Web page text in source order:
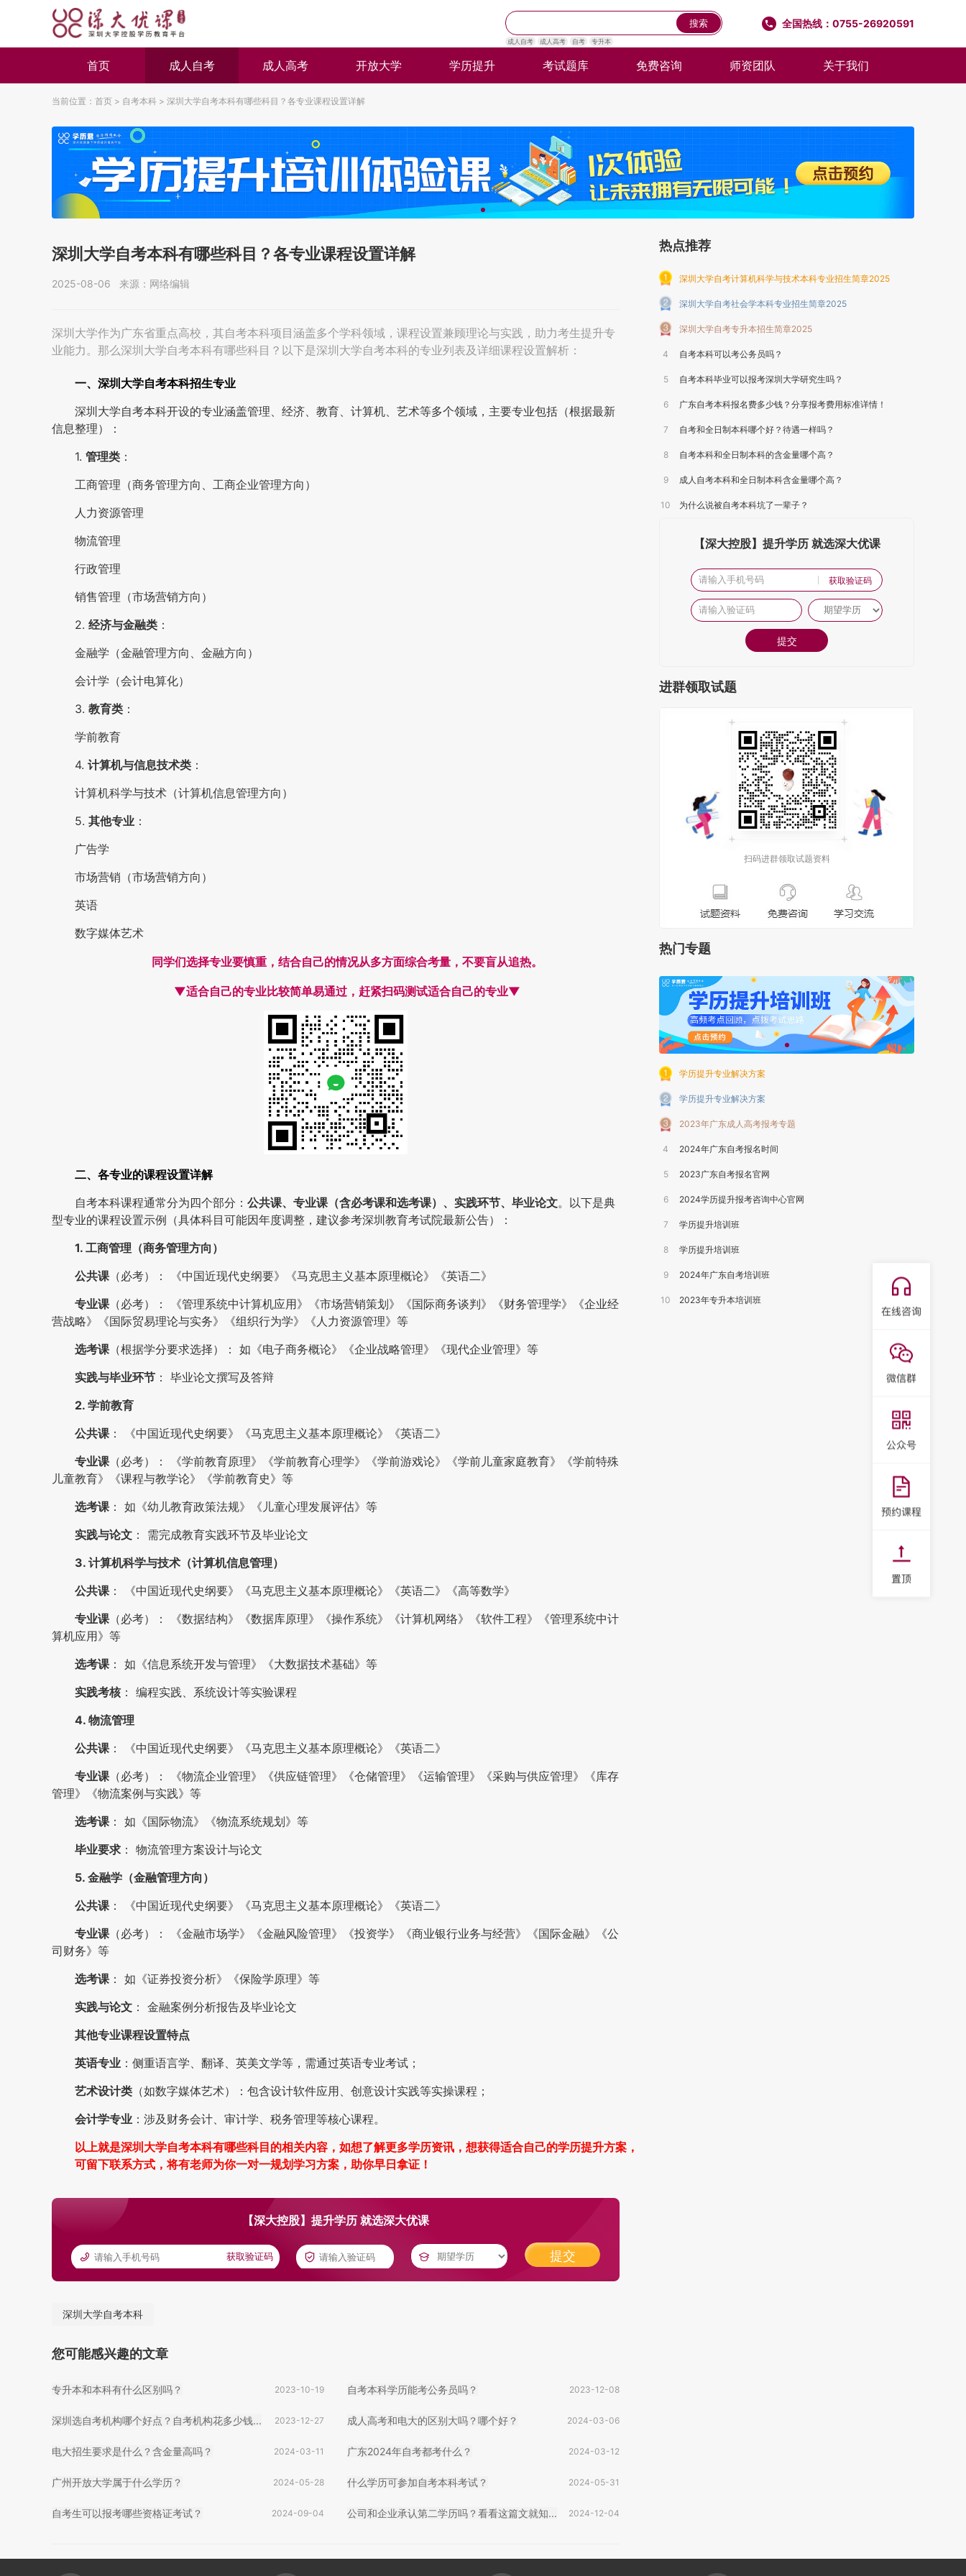
全国热线：0755-26920591
搜索
成人自考 成人高考 自考 专升本
首页 成人自考 成人高考 开放大学 学历提升 考试题库 免费咨询 师资团队 关于我们
当前位置： 首页 > 自考本科 > 深圳大学自考本科有哪些科目？各专业课程设置详解
深圳大学自考本科有哪些科目？各专业课程设置详解
2025-08-06 来源：网络编辑
深圳大学作为广东省重点高校，其自考本科项目涵盖多个学科领域，课程设置兼顾理论与实践，助力考生提升专
业能力。那么深圳大学自考本科有哪些科目？以下是深圳大学自考本科的专业列表及详细课程设置解析：
一、深圳大学自考本科招生专业
深圳大学自考本科开设的专业涵盖管理、经济、教育、计算机、艺术等多个领域，主要专业包括（根据最新
信息整理）：
1. 管理类 ：
工商管理（商务管理方向、工商企业管理方向）
人力资源管理
物流管理
行政管理
销售管理（市场营销方向）
2. 经济与金融类 ：
金融学（金融管理方向、金融方向）
会计学（会计电算化）
3. 教育类 ：
学前教育
4. 计算机与信息技术类 ：
计算机科学与技术（计算机信息管理方向）
5. 其他专业 ：
广告学
市场营销（市场营销方向）
英语
数字媒体艺术
同学们选择专业要慎重，结合自己的情况从多方面综合考量，不要盲从追热。
▼适合自己的专业比较简单易通过，赶紧扫码测试适合自己的专业▼
二、各专业的课程设置详解
自考本科课程通常分为四个部分： 公共课、专业课（含必考课和选考课）、实践环节、毕业论文。以下是典
型专业的课程设置示例（具体科目可能因年度调整，建议参考深圳教育考试院最新公告）：
1. 工商管理（商务管理方向）
公共课 （必考）： 《中国近现代史纲要》《马克思主义基本原理概论》《英语二》
专业课 （必考）： 《管理系统中计算机应用》《市场营销策划》《国际商务谈判》《财务管理学》《企业经
营战略》《国际贸易理论与实务》《组织行为学》《人力资源管理》等
选考课 （根据学分要求选择）： 如《电子商务概论》《企业战略管理》《现代企业管理》等
实践与毕业环节 ： 毕业论文撰写及答辩
2. 学前教育
公共课 ： 《中国近现代史纲要》《马克思主义基本原理概论》《英语二》
专业课 （必考）： 《学前教育原理》《学前教育心理学》《学前游戏论》《学前儿童家庭教育》《学前特殊
儿童教育》《课程与教学论》《学前教育史》等
选考课 ： 如《幼儿教育政策法规》《儿童心理发展评估》等
实践与论文 ： 需完成教育实践环节及毕业论文
3. 计算机科学与技术（计算机信息管理）
公共课 ： 《中国近现代史纲要》《马克思主义基本原理概论》《英语二》《高等数学》
专业课 （必考）： 《数据结构》《数据库原理》《操作系统》《计算机网络》《软件工程》《管理系统中计
算机应用》等
选考课 ： 如《信息系统开发与管理》《大数据技术基础》等
实践考核： 编程实践、系统设计等实验课程
4. 物流管理
公共课 ： 《中国近现代史纲要》《马克思主义基本原理概论》《英语二》
专业课 （必考）： 《物流企业管理》《供应链管理》《仓储管理》《运输管理》《采购与供应管理》《库存
管理》《物流案例与实践》等
选考课 ： 如《国际物流》《物流系统规划》等
毕业要求 ： 物流管理方案设计与论文
5. 金融学（金融管理方向）
公共课 ： 《中国近现代史纲要》《马克思主义基本原理概论》《英语二》
专业课 （必考）： 《金融市场学》《金融风险管理》《投资学》《商业银行业务与经营》《国际金融》《公
司财务》等
选考课 ： 如《证券投资分析》《保险学原理》等
实践与论文 ： 金融案例分析报告及毕业论文
其他专业课程设置特点
英语专业 ：侧重语言学、翻译、英美文学等，需通过英语专业考试；
艺术设计类 （如数字媒体艺术）：包含设计软件应用、创意设计实践等实操课程；
会计学专业 ：涉及财务会计、审计学、税务管理等核心课程。
以上就是深圳大学自考本科有哪些科目的相关内容，如想了解更多学历资讯，想获得适合自己的学历提升方案，
可留下联系方式，将有老师为你一对一规划学习方案，助你早日拿证！
【深大控股】提升学历 就选深大优课
获取验证码 提交
深圳大学自考本科
您可能感兴趣的文章
专升本和本科有什么区别吗？ 2023-10-19 自考本科学历能考公务员吗？ 2023-12-08
深圳选自考机构哪个好点？自考机构花多少钱... 2023-12-27 成人高考和电大的区别大吗？哪个好？ 2024-03-06
电大招生要求是什么？含金量高吗？ 2024-03-11 广东2024年自考都考什么？ 2024-03-12
广州开放大学属于什么学历？ 2024-05-28 什么学历可参加自考本科考试？ 2024-05-31
自考生可以报考哪些资格证考试？ 2024-09-04 公司和企业承认第二学历吗？看看这篇文就知... 2024-12-04
热点推荐
深圳大学自考计算机科学与技术本科专业招生简章2025
深圳大学自考社会学本科专业招生简章2025
深圳大学自考专升本招生简章2025
4 自考本科可以考公务员吗？
5 自考本科毕业可以报考深圳大学研究生吗？
6 广东自考本科报名费多少钱？分享报考费用标准详情！
7 自考和全日制本科哪个好？待遇一样吗？
8 自考本科和全日制本科的含金量哪个高？
9 成人自考本科和全日制本科含金量哪个高？
10 为什么说被自考本科坑了一辈子？
【深大控股】提升学历 就选深大优课
获取验证码
提交
进群领取试题
扫码进群领取试题资料
热门专题
学历提升专业解决方案
学历提升专业解决方案
2023年广东成人高考报考专题
4 2024年广东自考报名时间
5 2023广东自考报名官网
6 2024学历提升报考咨询中心官网
7 学历提升培训班
8 学历提升培训班
9 2024年广东自考培训班
10 2023年专升本培训班